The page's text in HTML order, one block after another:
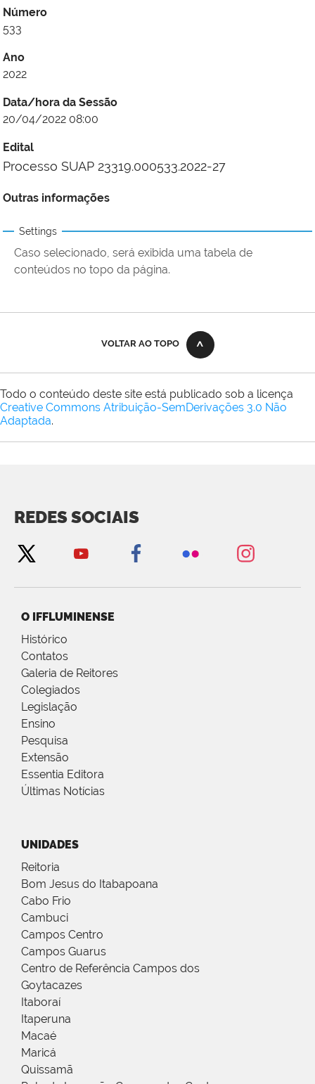
Número
533
Ano
2022
Data/hora da Sessão
20/04/2022 08:00
Edital
Processo SUAP 23319.000533.2022-27
Outras informações
Settings
Caso selecionado, será exibida uma tabela de
conteúdos no topo da página.
VOLTAR AO TOPO
Todo o conteúdo deste site está publicado sob a licença
Creative Commons Atribuição-SemDerivações 3.0 Não
Adaptada.
REDES SOCIAIS
O IFFLUMINENSE
Histórico
Contatos
Galeria de Reitores
Colegiados
Legislação
Ensino
Pesquisa
Extensão
Essentia Editora
Últimas Notícias
UNIDADES
Reitoria
Bom Jesus do Itabapoana
Cabo Frio
Cambuci
Campos Centro
Campos Guarus
Centro de Referência Campos dos
Goytacazes
Itaboraí
Itaperuna
Macaé
Maricá
Quissamã